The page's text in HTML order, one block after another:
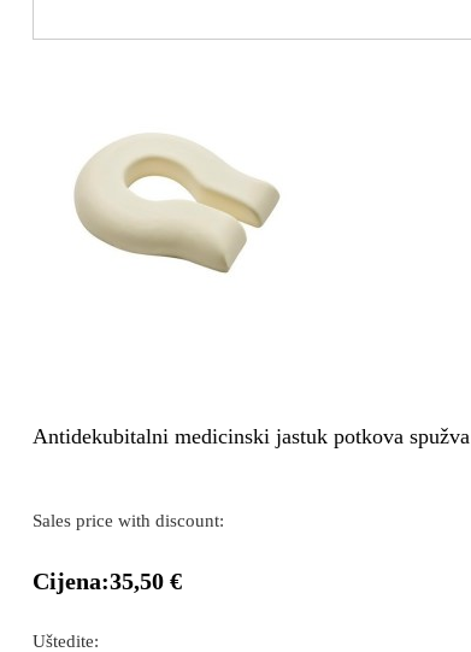
Antidekubitalni medicinski jastuk potkova spužva
Sales price with discount:
Cijena:35,50 €
Uštedite: